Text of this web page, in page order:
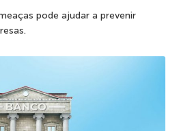
pode ajudar a prevenir